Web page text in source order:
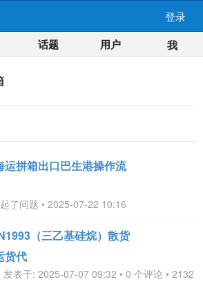
登录
话题 用户 我
运拼箱出口巴生港操作流
了问题 • 2025-07-22 10:16
（三乙基硅烷）散货
货代
发表于: 2025-07-07 09:32 • 0 个评论 • 2132